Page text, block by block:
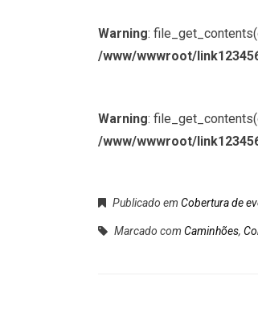
Warning:
/www/wwwroot/
Warning:
/www/wwwroot/
Publicado em Cobertura de
Marcado com Caminhões,